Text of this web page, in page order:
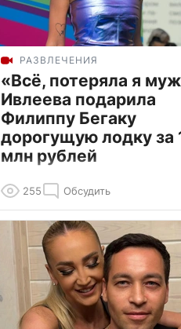
РАЗВЛЕЧЕНИЯ
«Всё, потеряла я
Ивлеева подарила
Филиппу Бегаку
дорогущую лодку за
млн рублей
255 Обсудить